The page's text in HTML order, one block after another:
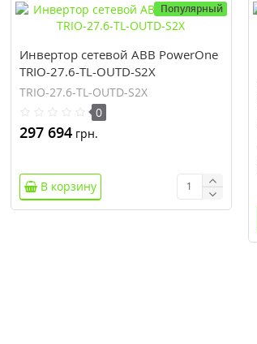
Популярный
Инвертор сетевой ABB PowerOne
TRIO-27.6-TL-OUTD-S2X
TRIO-27.6-TL-OUTD-S2X
0
297 694 грн.
В корзину